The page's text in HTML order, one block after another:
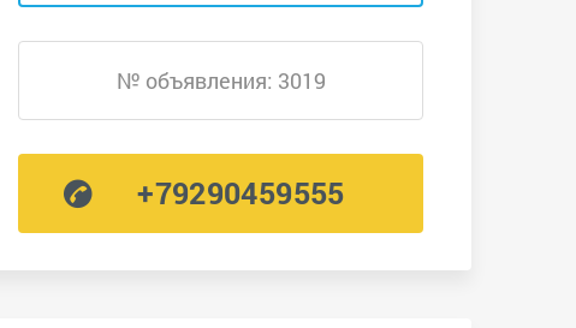
№ объявления: 3019
+79290459555